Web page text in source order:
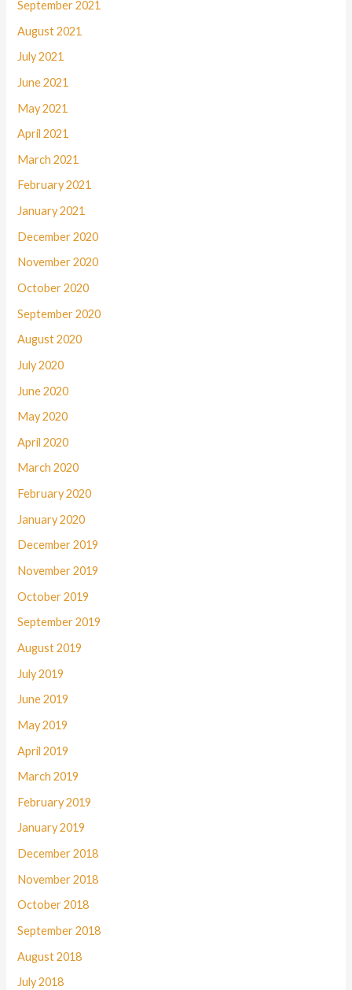
September 2021
August 2021
July 2021
June 2021
May 2021
April 2021
March 2021
February 2021
January 2021
December 2020
November 2020
October 2020
September 2020
August 2020
July 2020
June 2020
May 2020
April 2020
March 2020
February 2020
January 2020
December 2019
November 2019
October 2019
September 2019
August 2019
July 2019
June 2019
May 2019
April 2019
March 2019
February 2019
January 2019
December 2018
November 2018
October 2018
September 2018
August 2018
July 2018